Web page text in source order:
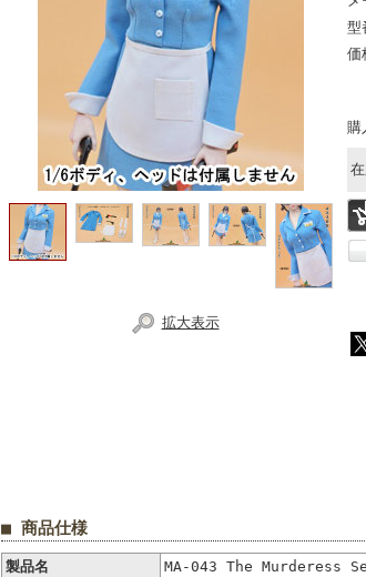
拡大表示
型
価
購
■ 商品仕様
製品名
MA-043 The Murderess